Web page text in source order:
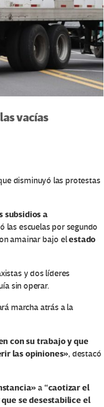
vacías
disminuyó las protestas
subsidios a
las escuelas por segundo
amainar bajo elestado
y dos líderes
sin operar.
marcha atrás a la
con su trabajo y que
las opiniones», destacó
a“caotizar el
se desestabilice el